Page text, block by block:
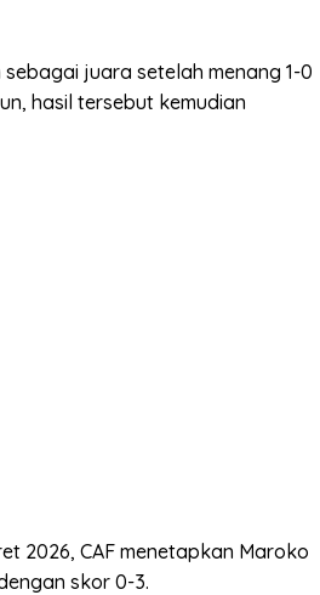
juara setelah menang 1-0
hasil tersebut kemudian
2026, CAF menetapkan Maroko
skor 0-3.